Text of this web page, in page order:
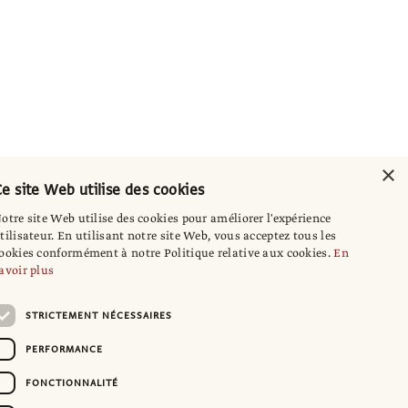
×
site Web utilise des cookies
site Web utilise des cookies pour améliorer l'expérience
En utilisant notre site Web, vous acceptez tous les
conformément à notre Politique relative aux cookies.En
plus
STRICTEMENT NÉCESSAIRES
PERFORMANCE
FONCTIONNALITÉ